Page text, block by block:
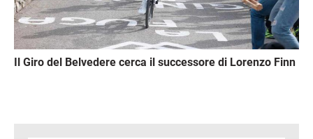
Il Giro del Belvedere cerca il successore di Lorenzo Finn